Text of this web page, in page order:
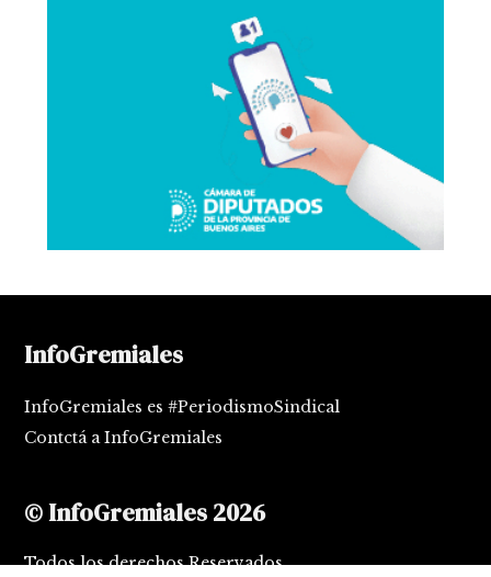
InfoGremiales
InfoGremiales es #PeriodismoSindical
Contctá a InfoGremiales
© InfoGremiales 2026
Todos los derechos Reservados